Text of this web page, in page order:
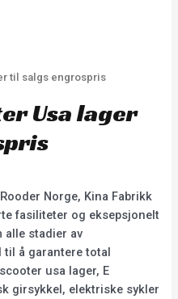
til salgs engrospris
Usa lager
Norge, Kina Fabrikk
fasiliteter og eksepsjonelt
alle stadier av
å garantere total
usa lager, E
girsykkel, elektriske sykler